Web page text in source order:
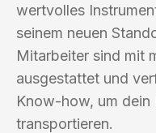
wertvolles
seinem neuen
Mitarbeiter sind mit
ausgestattet und
Know-how, um
transportieren.